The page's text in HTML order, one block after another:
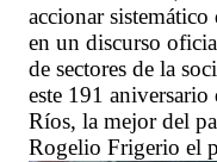
accionar
en un discurso
de sectores de la
este 191
Ríos, la mejor del
Rogelio Frigerio el